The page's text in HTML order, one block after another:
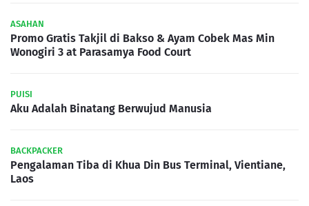
ASAHAN
Promo Gratis Takjil di Bakso & Ayam Cobek Mas Min
Wonogiri 3 at Parasamya Food Court
PUISI
Aku Adalah Binatang Berwujud Manusia
BACKPACKER
Pengalaman Tiba di Khua Din Bus Terminal, Vientiane,
Laos